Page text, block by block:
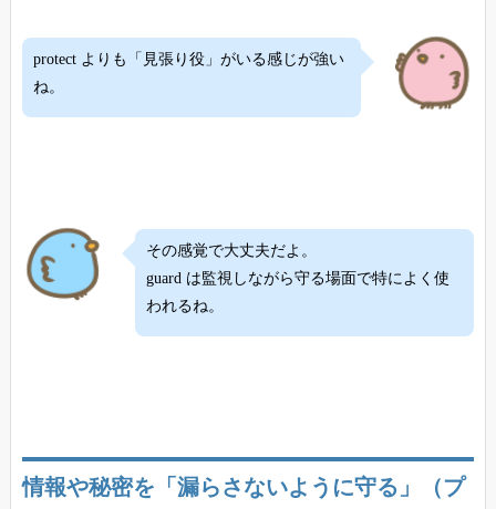
protect よりも「見張り役」がいる感じが強い
ね。
その感覚で大丈夫だよ。
guard は監視しながら守る場面で特によく使
われるね。
情報や秘密を「漏らさないように守る」（プ